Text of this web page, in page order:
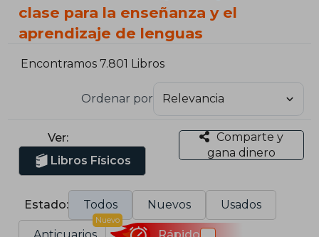
clase para la enseñanza y el
aprendizaje de lenguas
Encontramos 7.801 Libros
Ordenar por
Ver:
Libros Físicos
Comparte y
gana dinero
Estado: Todos Nuevos Usados
Anticuarios
Nuevo